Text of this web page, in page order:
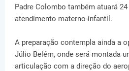
Padre Colombo também atuará
atendimento materno-infantil.
A preparação contempla ainda a
Júlio Belém, onde será montada
articulação com a direção do